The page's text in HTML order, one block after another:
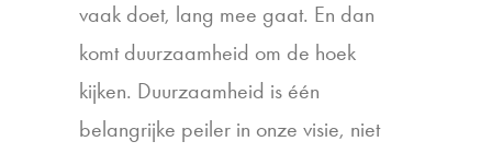
vaak doet, lang mee gaat. En dan
komt duurzaamheid om de hoek
kijken. Duurzaamheid is één
belangrijke peiler in onze visie, niet